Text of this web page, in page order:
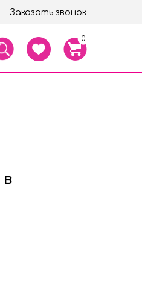
Заказать звонок
0